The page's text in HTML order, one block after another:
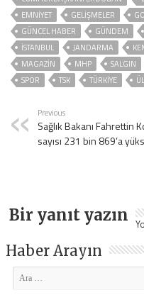
EMNİYET
GELIŞMELER
GÜNCEL HABER
GÜNDEM
ISTANBUL
JANDARMA
MAGAZİN
MHP SALGIN
SPOR
TSK TÜRKİYE
Previous
Sağlık Bakanı Fahrettin
sayısı 231 bin 869’a
Bir yanıt yazın
Haber Arayın